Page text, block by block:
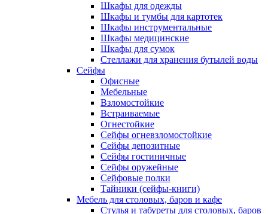
Шкафы для одежды
Шкафы и тумбы для картотек
Шкафы инструментальные
Шкафы медицинские
Шкафы для сумок
Стеллажи для хранения бутылей воды
Сейфы
Офисные
Мебельные
Взломостойкие
Встраиваемые
Огнестойкие
Сейфы огневзломостойкие
Сейфы депозитные
Сейфы гостиничные
Сейфы оружейные
Сейфовые полки
Тайники (сейфы-книги)
Мебель для столовых, баров и кафе
Стулья и табуреты для столовых, баров